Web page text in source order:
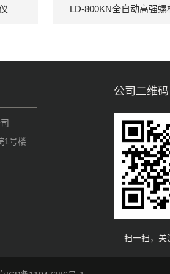
LD-800KN全自动高强螺
1号楼
公司二维码
扫一扫，关